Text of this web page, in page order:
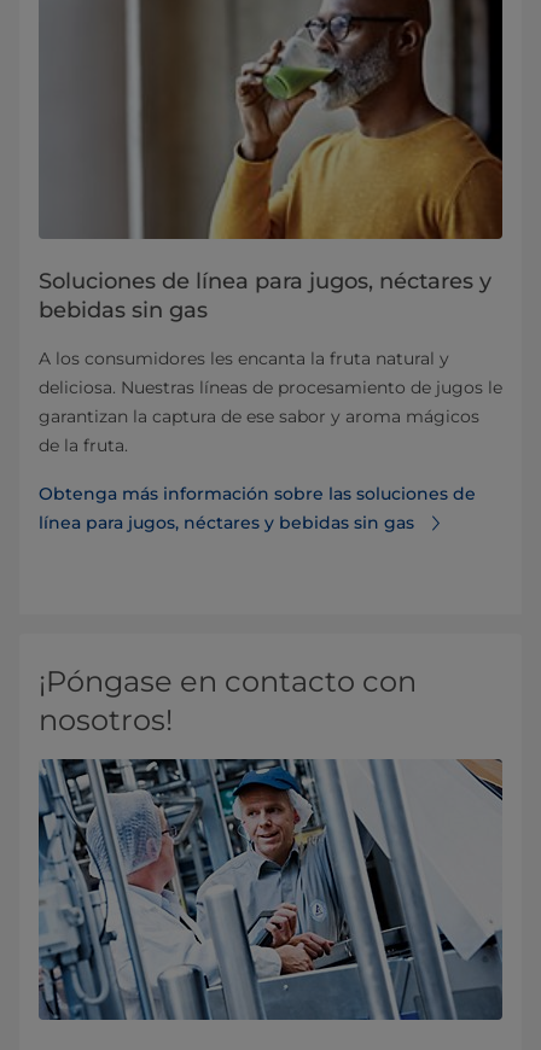
Soluciones de línea para jugos, néctares y
bebidas sin gas
A los consumidores les encanta la fruta natural y
deliciosa. Nuestras líneas de procesamiento de jugos le
garantizan la captura de ese sabor y aroma mágicos
de la fruta.
Obtenga más información sobre las soluciones de
línea para jugos, néctares y bebidas sin gas
¡Póngase en contacto con
nosotros!